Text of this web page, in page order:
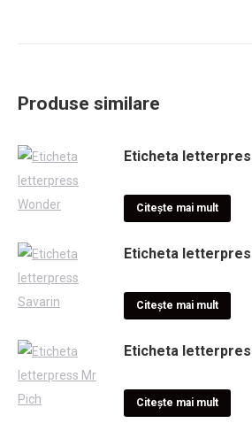
Produse similare
Eticheta
Citește mai mult
Eticheta
Citește mai mult
Eticheta
Citește mai mult